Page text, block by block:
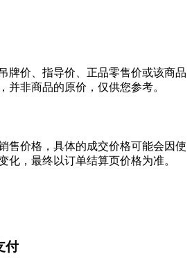
牌价、指导价、正品零售价或该商品
并非商品的原价，仅供您参考。
售价格，具体的成交价格可能会因使
化，最终以订单结算页价格为准。
付